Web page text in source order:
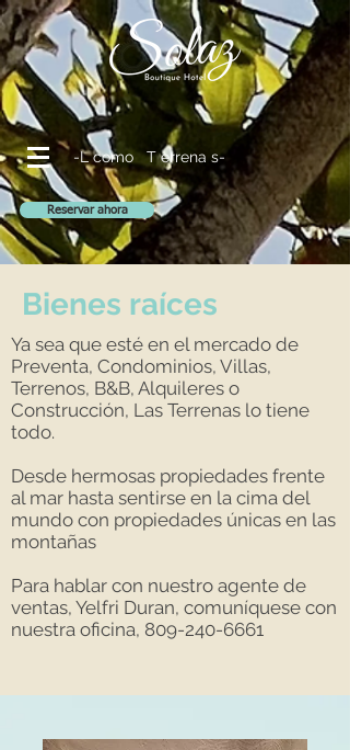
-L como T errena s-
Reservar ahora
Bienes raíces
Ya sea que esté en el mercado de
Preventa, Condominios, Villas,
Terrenos, B&B, Alquileres o
Construcción, Las Terrenas lo tiene
todo.
Desde hermosas propiedades frente
al mar hasta sentirse en la cima del
mundo con propiedades únicas en las
montañas
Para hablar con nuestro agente de
ventas, Yelfri Duran, comuníquese con
nuestra oficina, 809-240-6661